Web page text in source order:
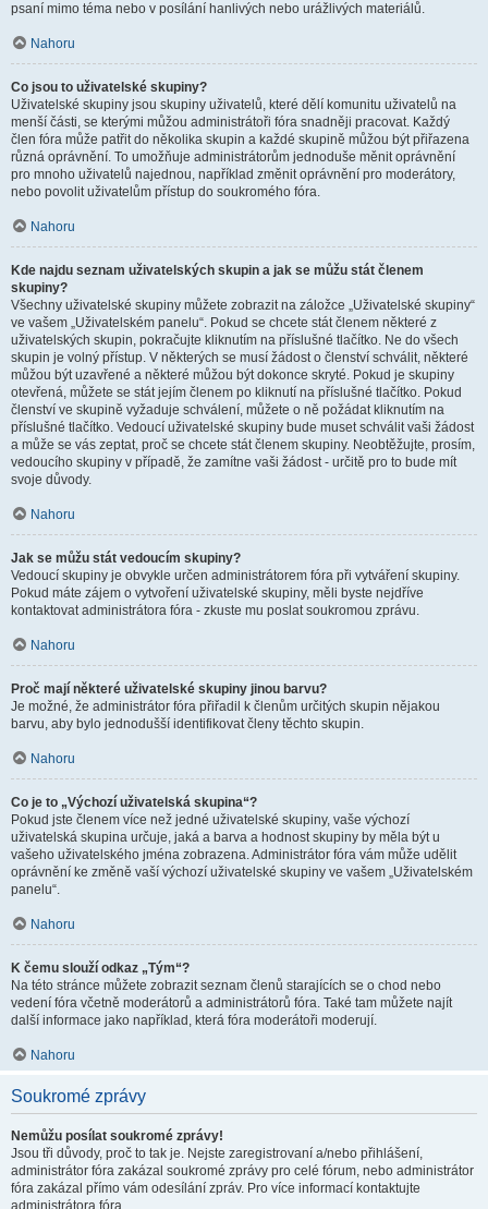
psaní mimo téma nebo v posílání hanlivých nebo urážlivých materiálů.
Nahoru
Co jsou to uživatelské skupiny?
Uživatelské skupiny jsou skupiny uživatelů, které dělí komunitu uživatelů na
menší části, se kterými můžou administrátoři fóra snadněji pracovat. Každý
člen fóra může patřit do několika skupin a každé skupině můžou být přiřazena
různá oprávnění. To umožňuje administrátorům jednoduše měnit oprávnění
pro mnoho uživatelů najednou, například změnit oprávnění pro moderátory,
nebo povolit uživatelům přístup do soukromého fóra.
Nahoru
Kde najdu seznam uživatelských skupin a jak se můžu stát členem
skupiny?
Všechny uživatelské skupiny můžete zobrazit na záložce „Uživatelské skupiny“
ve vašem „Uživatelském panelu“. Pokud se chcete stát členem některé z
uživatelských skupin, pokračujte kliknutím na příslušné tlačítko. Ne do všech
skupin je volný přístup. V některých se musí žádost o členství schválit, některé
můžou být uzavřené a některé můžou být dokonce skryté. Pokud je skupiny
otevřená, můžete se stát jejím členem po kliknutí na příslušné tlačítko. Pokud
členství ve skupině vyžaduje schválení, můžete o ně požádat kliknutím na
příslušné tlačítko. Vedoucí uživatelské skupiny bude muset schválit vaši žádost
a může se vás zeptat, proč se chcete stát členem skupiny. Neobtěžujte, prosím,
vedoucího skupiny v případě, že zamítne vaši žádost - určitě pro to bude mít
svoje důvody.
Nahoru
Jak se můžu stát vedoucím skupiny?
Vedoucí skupiny je obvykle určen administrátorem fóra při vytváření skupiny.
Pokud máte zájem o vytvoření uživatelské skupiny, měli byste nejdříve
kontaktovat administrátora fóra - zkuste mu poslat soukromou zprávu.
Nahoru
Proč mají některé uživatelské skupiny jinou barvu?
Je možné, že administrátor fóra přiřadil k členům určitých skupin nějakou
barvu, aby bylo jednodušší identifikovat členy těchto skupin.
Nahoru
Co je to „Výchozí uživatelská skupina“?
Pokud jste členem více než jedné uživatelské skupiny, vaše výchozí
uživatelská skupina určuje, jaká a barva a hodnost skupiny by měla být u
vašeho uživatelského jména zobrazena. Administrátor fóra vám může udělit
oprávnění ke změně vaší výchozí uživatelské skupiny ve vašem „Uživatelském
panelu“.
Nahoru
K čemu slouží odkaz „Tým“?
Na této stránce můžete zobrazit seznam členů starajících se o chod nebo
vedení fóra včetně moderátorů a administrátorů fóra. Také tam můžete najít
další informace jako například, která fóra moderátoři moderují.
Nahoru
Soukromé zprávy
Nemůžu posílat soukromé zprávy!
Jsou tři důvody, proč to tak je. Nejste zaregistrovaní a/nebo přihlášení,
administrátor fóra zakázal soukromé zprávy pro celé fórum, nebo administrátor
fóra zakázal přímo vám odesílání zpráv. Pro více informací kontaktujte
administrátora fóra.